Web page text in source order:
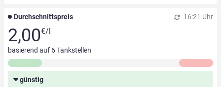
Durchschnittspreis 16:21 Uhr
2,00€/l
basierend auf 6Tankstellen
günstig